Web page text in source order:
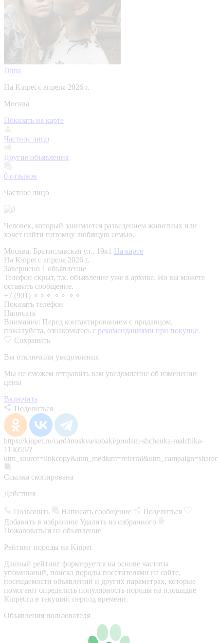
Dima
На Kinpet c апреля 2026 г.
Москва
Показать на карте
Частное лицо
Другие объявления
0 отзывов
Частное лицо
Человек, который занимается разведением животных или
хочет найти питомцу любящую семью.
Москва, Братиславская ул., 19к1 На карте
На Kinpet c апреля 2026 г.
Завершено 1 объявление
Телефон скрыт, т.к. объявление уже в архиве. Но вы можете
оставить сообщение.
+7 (901) ⚬⚬⚬ ⚬⚬ ⚬⚬
Показать телефон
Написать
Внимание: Перед контактированием с продавцом,
пожалуйста, ознакомьтесь с рекомендациями при покупке.
Сохранить
Вы отключили уведомления
Мы не сможем отправить вам уведомление об изменении
цены
Включить
Поделиться
https://kinpet.ru/card/moskva/sobaki/prodam-shchenka-malchika-
113055/?
Ссылка скопирована
Действия
Позвонить Написать сообщение
Поделиться
Добавить в избранное Удалить из избранного
Пожаловаться на объявление
Рейтинг породы на Kinpet
Данный рейтинг формируется на основе частоты
упоминаний, поиска породы посетителями на сайте,
посещаемости объявлений и других параметрах, которые
помогают определить популярность породы на площадке
Kinpet.ru в текущий период времени.
Объявления пользователя